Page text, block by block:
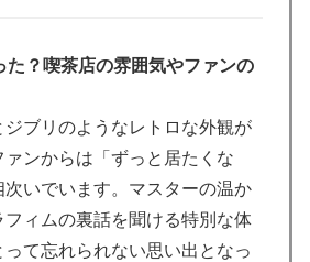
た？喫茶店の雰囲気やファンの
ブリのようなレトロな外観が
ンからは「ずっと居たくな
次いでいます。マスターの温か
フィムの裏話を聞ける特別な体
て忘れられない思い出となっ